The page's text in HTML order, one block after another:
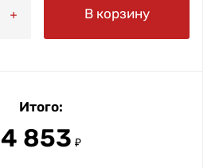
В корзину
Итого:
4 853 ₽